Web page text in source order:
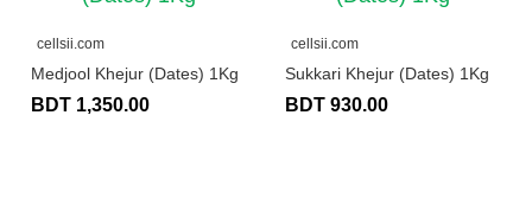
cellsii.com
Medjool Khejur (Dates) 1Kg
BDT 1,350.00
cellsii.com
Sukkari Khejur (Dates) 1Kg
BDT 930.00